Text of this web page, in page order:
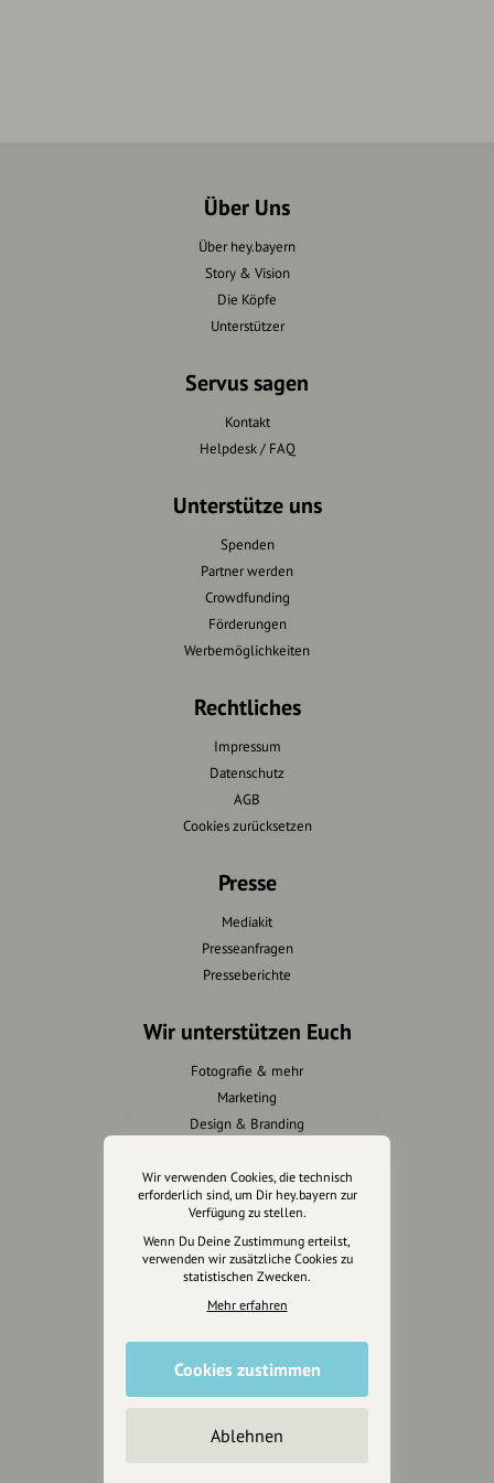
Über Uns
Über hey.bayern
Story & Vision
Die Köpfe
Unterstützer
Servus sagen
Kontakt
Helpdesk / FAQ
Unterstütze uns
Spenden
Partner werden
Crowdfunding
Förderungen
Werbemöglichkeiten
Rechtliches
Impressum
Datenschutz
AGB
Cookies zurücksetzen
Presse
Mediakit
Presseanfragen
Presseberichte
Wir unterstützen Euch
Fotografie & mehr
Marketing
Design & Branding
Unterstütze
unsere Plattform
hey.bayern ist ein Projekt von
uns für unsere Region und
für alle, die uns besuchen
wollen.
Inhalte vorschlagen
Wir verwenden Cookies, die technisch
erforderlich sind, um Dir hey.bayern zur
Verfügung zu stellen.
Wenn Du Deine Zustimmung erteilst,
verwenden wir zusätzliche Cookies zu
statistischen Zwecken.
Mehr erfahren
Cookies zustimmen
Ablehnen